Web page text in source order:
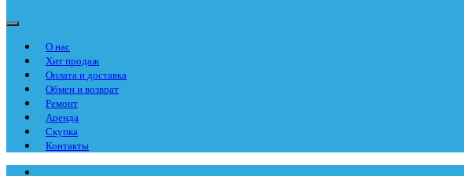
О нас
Хит продаж
Оплата и доставка
Обмен и возврат
Ремонт
Аренда
Скупка
Контакты